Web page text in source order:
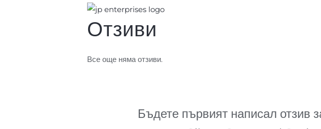
Отзиви
Все още няма отзиви.
Бъдете първият написал отзив